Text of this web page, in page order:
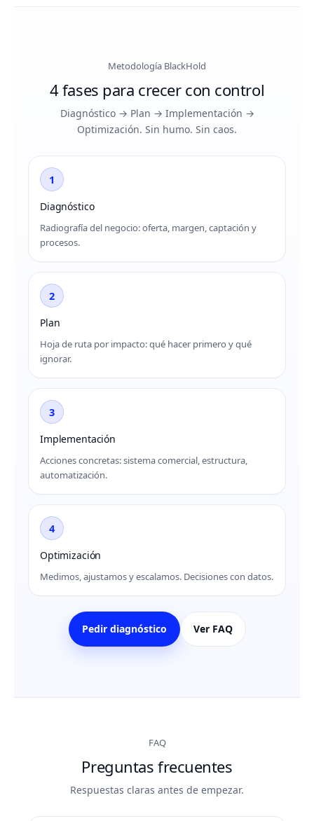
Metodología BlackHold
4 fases para crecer con control
Diagnóstico → Plan → Implementación →
Optimización. Sin humo. Sin caos.
1
Diagnóstico
Radiografía del negocio: oferta, margen, captación y
procesos.
2
Plan
Hoja de ruta por impacto: qué hacer primero y qué
ignorar.
3
Implementación
Acciones concretas: sistema comercial, estructura,
automatización.
4
Optimización
Medimos, ajustamos y escalamos. Decisiones con datos.
Pedir diagnóstico Ver FAQ
FAQ
Preguntas frecuentes
Respuestas claras antes de empezar.